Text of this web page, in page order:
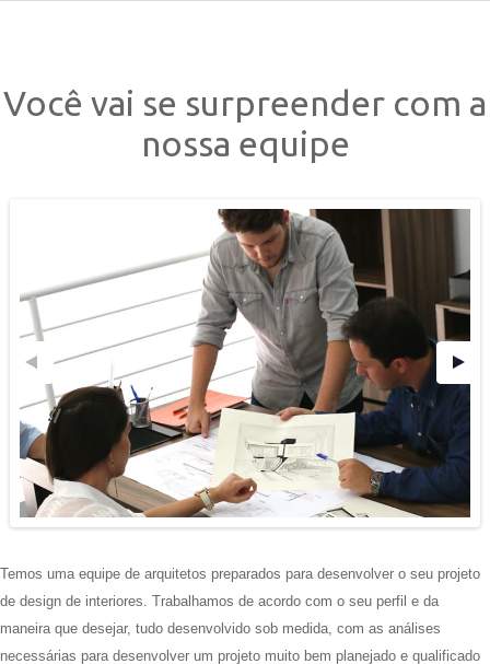
Você vai se surpreender com a
nossa equipe
Temos uma equipe de arquitetos preparados para desenvolver o seu projeto
de design de interiores. Trabalhamos de acordo com o seu perfil e da
maneira que desejar, tudo desenvolvido sob medida, com as análises
necessárias para desenvolver um projeto muito bem planejado e qualificado